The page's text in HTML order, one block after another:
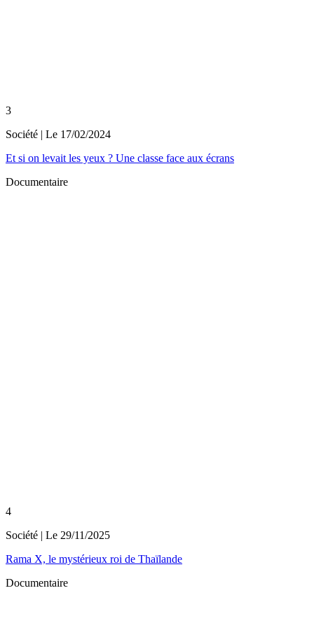
3
Société | Le 17/02/2024
Et si on levait les yeux ? Une classe face aux écrans
Documentaire
4
Société | Le 29/11/2025
Rama X, le mystérieux roi de Thaïlande
Documentaire